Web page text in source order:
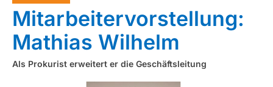
Mitarbeitervorstellung:
Mathias Wilhelm
Als Prokurist erweitert er die Geschäftsleitung